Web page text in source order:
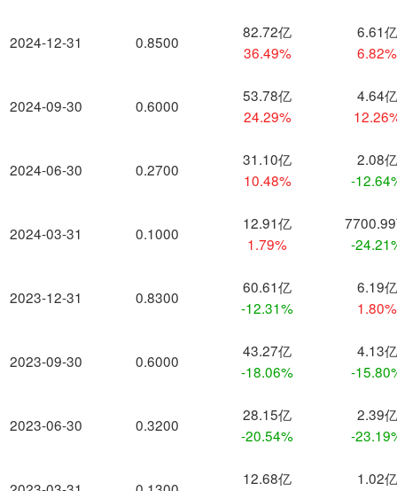
2024-12-31
2024-09-30
2024-06-30
2024-03-31
2023-12-31
2023-09-30
2023-06-30
0.8500
82.72亿
36.49%
6.61亿
6.82%
0.6000
53.78亿
24.29%
4.64亿
0.2700
31.10亿
10.48%
2.08亿
-
0.1000
12.91亿
1.79%
-
0.8300
60.61亿
-12.31%
6.19亿
1.80%
0.6000
43.27亿
-18.06%
4.13亿
-
0.3200
28.15亿
-20.54%
2.39亿
-
12.68亿
1.02亿